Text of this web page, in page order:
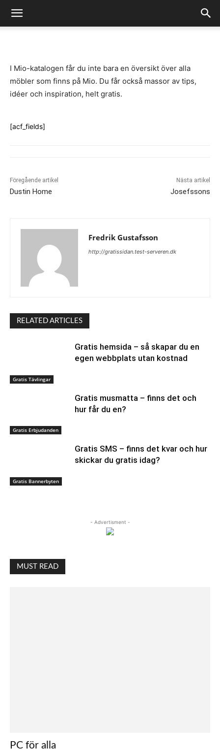
I Mio-katalogen får du inte bara en översikt över alla
möbler som finns på Mio. Du får också massor av tips,
idéer och inspiration, helt gratis.
[acf_fields]
Föregående artikel
Dustin Home
Nästa artikel
Josefssons
Fredrik Gustafsson
http://gratissidan.test-serveren.dk
RELATED ARTICLES
Gratis Tävlingar
Gratis hemsida – så skapar du en
egen webbplats utan kostnad
Gratis Erbjudanden
Gratis musmatta – finns det och
hur får du en?
Gratis Bannerbyten
Gratis SMS – finns det kvar och hur
skickar du gratis idag?
- Advertisment -
MUST READ
PC för alla